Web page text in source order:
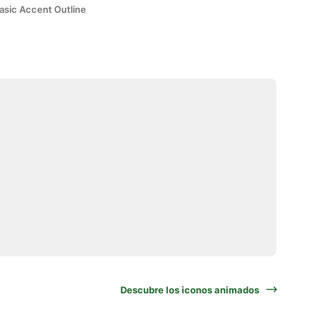
Accent Outline
Descubre los iconos animados